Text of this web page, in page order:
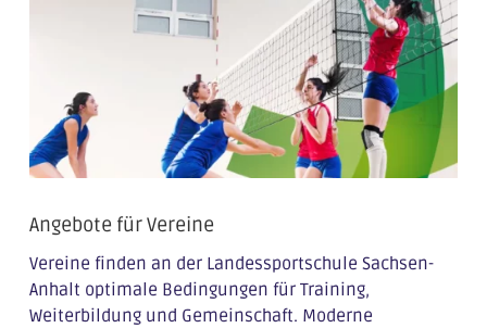
Angebote für Vereine
Vereine finden an der Landessportschule Sachsen-
Anhalt optimale Bedingungen für Training,
Weiterbildung und Gemeinschaft. Moderne